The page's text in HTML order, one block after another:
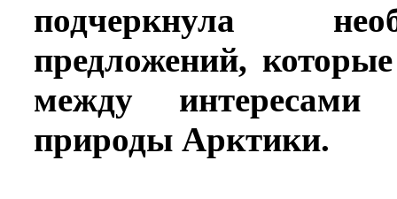
подчеркнула
предложений,
между интересами
природы Арктики.